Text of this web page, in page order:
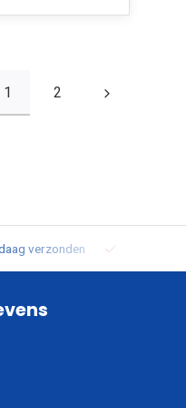
1 2
verzonden